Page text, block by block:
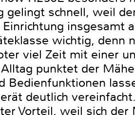
gelingt schnell, weil
insgesamt
wichtig, denn
viel Zeit mit einer
punktet der
Bedienfunktionen
deutlich
Vorteil, weil sich